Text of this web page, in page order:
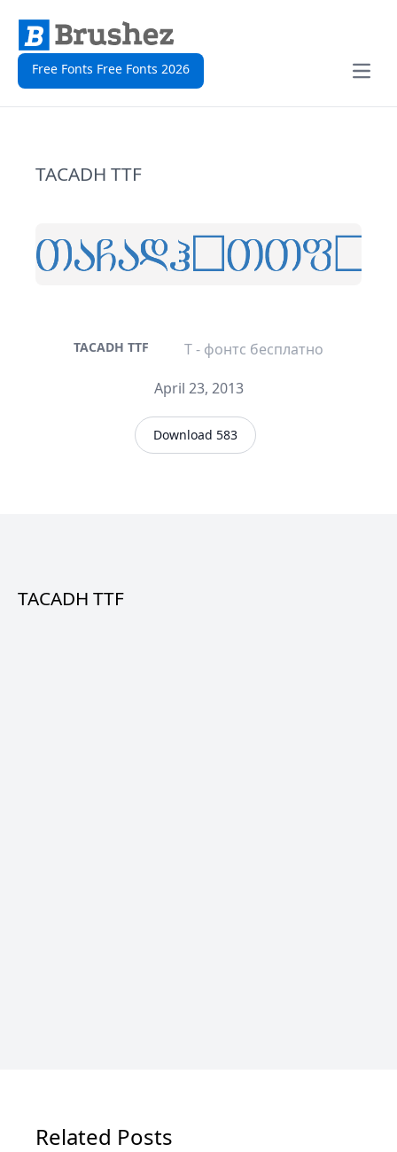
Free Fonts Free Fonts 2026
Open
TACADH TTF
TACADH TTF
T - фонтс бесплатно
April 23, 2013
Download 583
TACADH TTF
Related Posts